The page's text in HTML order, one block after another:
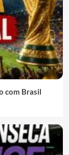
com Brasil